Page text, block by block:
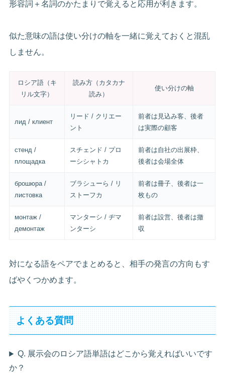
形容詞＋名詞のかたまりで覚えると応用が利きます。
似た意味の語は使い分けの軸を一緒に覚えておくと混乱
しません。
ロシア語（キ
リル文字）
読み方（カタカナ
読み）
使い分けの軸
лид / клиент
リード / クリエー
ント
前者は見込み客、後者
は実際の顧客
стенд /
площадка
スチェンド / プロ
ーシシャトカ
前者は自社の出展枠、
後者は会場全体
брошюра /
листовка
ブラシューら / リ
ストーフカ
前者は冊子、後者は一
枚もの
монтаж /
демонтаж
マンターシ / ヂマ
ンターシ
前者は設営、後者は撤
収
対になる語をペアでまとめると、相手の発言の方向もす
ばやくつかめます。
よくある質問
Q. 展示会のロシア語単語はどこから覚えればいいです
か？